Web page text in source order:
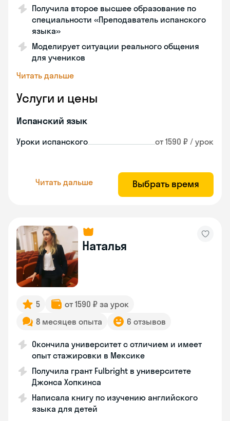
Получила второе высшее образование по
специальности «Преподаватель испанского
языка»
Моделирует ситуации реального общения
для учеников
Читать дальше
Услуги и цены
Испанский язык
Уроки испанского от 1590 ₽ / урок
Читать дальше Выбрать время
Наталья
5
от 1590 ₽ за урок
8 месяцев опыта
6 отзывов
Окончила университет с отличием и имеет
опыт стажировки в Мексике
Получила грант Fulbright в университете
Джонса Хопкинса
Написала книгу по изучению английского
языка для детей